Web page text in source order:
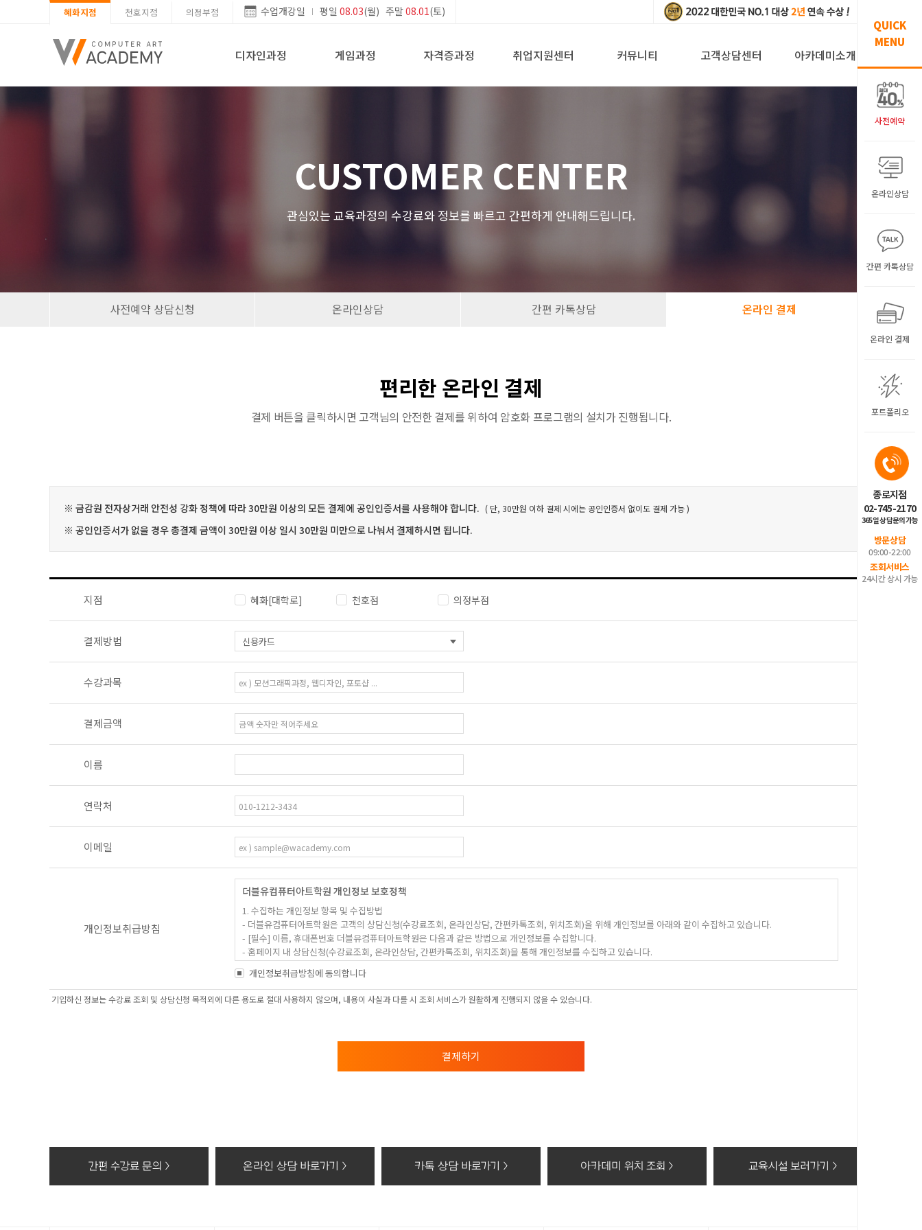
혜화지점 천호지점 의정부점 수업개강일 평일 08.03(월) 주말08.01(토)
디자인과정 게임과정 자격증과정 취업지원센터 커뮤니티 고객상담센터 아카데미소개
QUICK
MENU
사전예약
온라인상담
간편 카톡상담
온라인 결제
포트폴리오
종로지점
02-745-2170
365일 상담문의가능
방문상담
09:00-22:00
조회서비스
24시간 상시 가능
CUSTOMER CENTER
관심있는 교육과정의 수강료와 정보를 빠르고 간편하게 안내해드립니다.
사전예약 상담신청 온라인상담 간편 카톡상담 온라인 결제
편리한 온라인 결제
결제 버튼을 클릭하시면 고객님의 안전한 결제를 위하여 암호화 프로그램의 설치가 진행됩니다.
※ 금감원 전자상거래 안전성 강화 정책에 따라 30만원 이상의 모든 결제에 공인인증서를 사용해야 합니다. ( 단, 30만원 이하 결제 시에는 공인인증서 없이도 결제 가능 )
※ 공인인증서가 없을 경우 총결제 금액이 30만원 이상 일시 30만원 미만으로 나눠서 결제하시면 됩니다.
지점 혜화[대학로] 천호점 의정부점
결제방법
수강과목
결제금액
이름
연락처
이메일
개인정보취급방침
더블유컴퓨터아트학원 개인정보 보호정책
1. 수집하는 개인정보 항목 및 수집방법
- 더블유컴퓨터아트학원은 고객의 상담신청(수강료조회, 온라인상담, 간편카톡조회, 위치조회)을 위해 개인정보를 아래와 같이 수집하고 있습니다.
- [필수] 이름, 휴대폰번호 더블유컴퓨터아트학원은 다음과 같은 방법으로 개인정보를 수집합니다.
- 홈페이지 내 상담신청(수강료조회, 온라인상담, 간편카톡조회, 위치조회)을 통해 개인정보를 수집하고 있습니다.
2. 개인정보 수집 및 이용목적
- 과정문의에 대한 학과담당선생님의 전화 및 SNS 상담
4. 동의를 거부할 권리가 있다는 사실과 동의 거부에 따른 불이익 내용
- 고객의 더블유컴퓨터아트학원 홈페이지에서 수집하는 개인정보에 대해 동의를 거부할 권리가 있으며 동의 거부 시에는 회원가입 및 상담신청(수강료조회, 온라인
- 대금결제 및 재화등의 공급에 관한 기록 : 5년
- 전자적 파일 형태로 저장된 개인정보 : 기록을 재생할 수 없는 기술적 방법을 사용하여 삭제
개인정보취급방침에 동의합니다
기입하신 정보는 수강료 조회 및 상담신청 목적외에 다른 용도로 절대 사용하지 않으며, 내용이 사실과 다를 시 조회 서비스가 원활하게 진행되지 않을 수 있습니다.
결제하기
간편 수강료 문의 > 온라인 상담 바로가기 > 카톡 상담 바로가기 > 아카데미 위치 조회 > 교육시설 보러가기 >